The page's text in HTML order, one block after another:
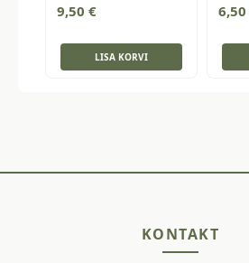
9,50 €
LISA KORVI
6,50
KONTAKT